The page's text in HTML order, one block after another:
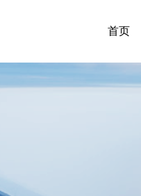
首页